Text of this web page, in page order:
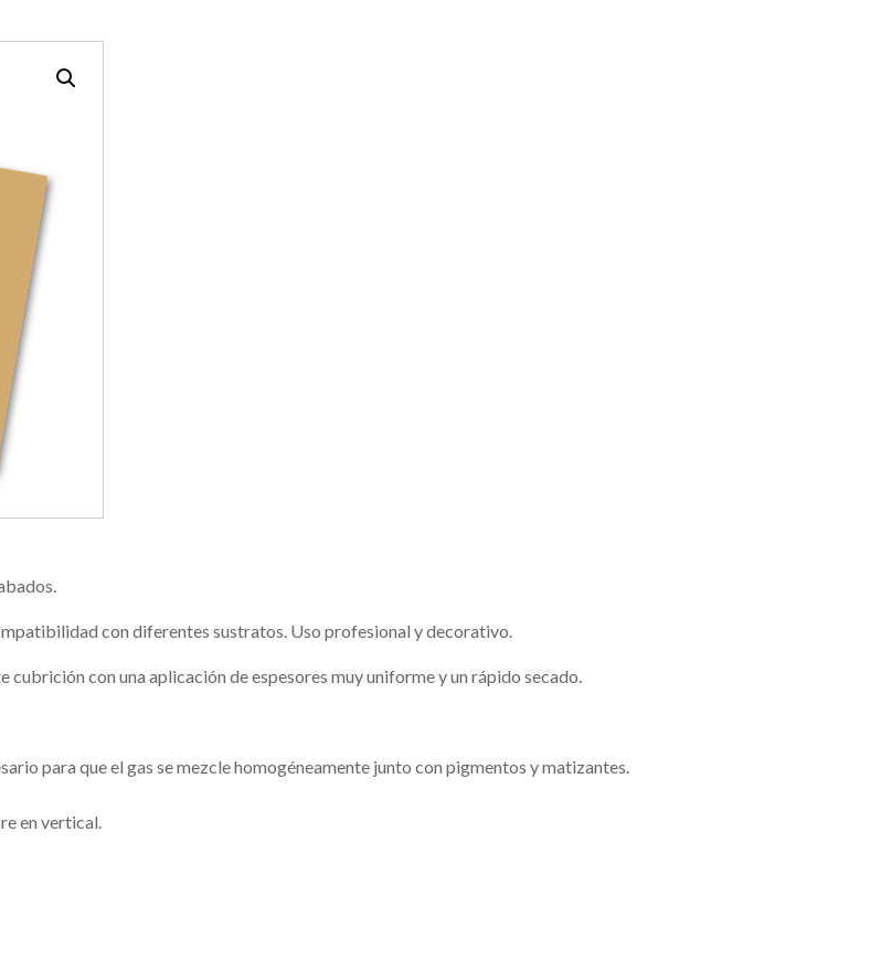
con diferentes sustratos. Uso profesional y decorativo.
con una aplicación de espesores muy uniforme y un rápido secado.
para que el gas se mezcle homogéneamente junto con pigmentos y matizantes.
en vertical.